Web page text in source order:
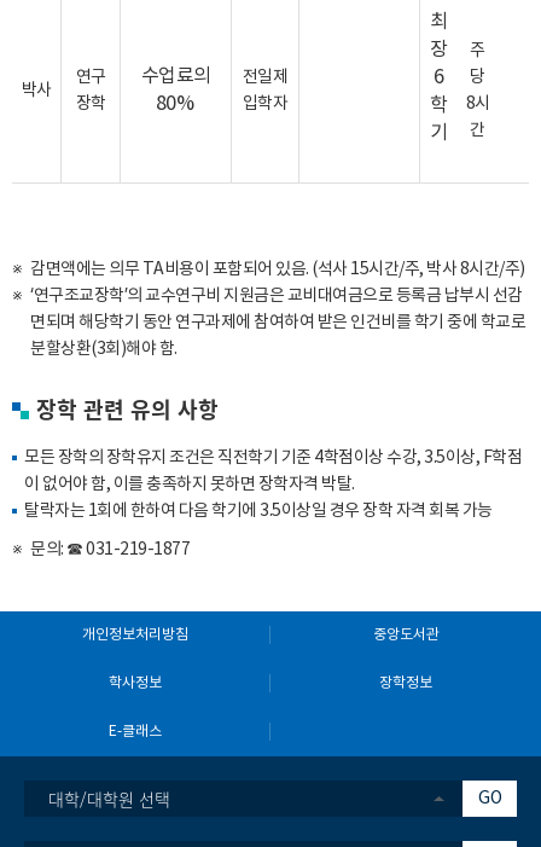
박사
연구
장학
수업료의
80%
전일제
입학자
최
장
6
학
기
주
당
8시
간
감면액에는 의무 TA비용이 포함되어 있음. (석사 15시간/주, 박사 8시간/주)
‘연구조교장학’의 교수연구비 지원금은 교비대여금으로 등록금 납부시 선감
면되며 해당학기 동안 연구과제에 참여하여 받은 인건비를 학기 중에 학교로
분할상환(3회)해야 함.
장학 관련 유의 사항
모든 장학의 장학유지 조건은 직전학기 기준 4학점이상 수강, 3.5이상, F학점
이 없어야 함, 이를 충족하지 못하면 장학자격 박탈.
탈락자는 1회에 한하여 다음 학기에 3.5이상일 경우 장학 자격 회복 가능
문의: ☎031-219-1877
개인정보처리방침 중앙도서관
학사정보 장학정보
E-클래스
대학/대학원 선택 GO